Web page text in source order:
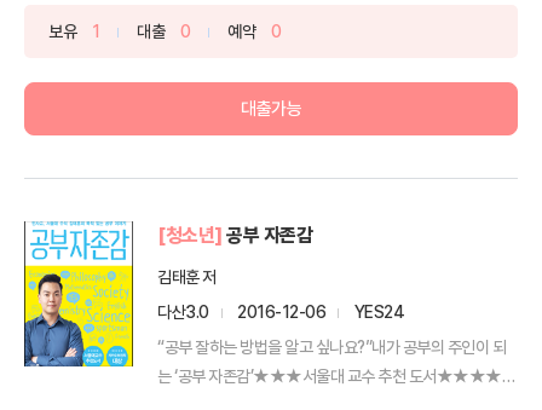
보유 1 대출 0 예약 0
대출가능
[청소년] 공부 자존감
김태훈 저
다산3.0
2016-12-06
YES24
“공부 잘하는 방법을 알고 싶나요?”내가 공부의 주인이 되
는 ‘공부 자존감’★★★서울대 교수 추천 도서★★★★★